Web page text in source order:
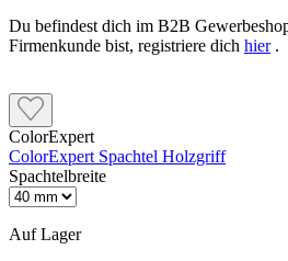
Du befindest dich im B2B
Firmenkunde bist, registriere dich hier.
ColorExpert
ColorExpert Spachtel Holzgriff
Spachtelbreite
Auf Lager